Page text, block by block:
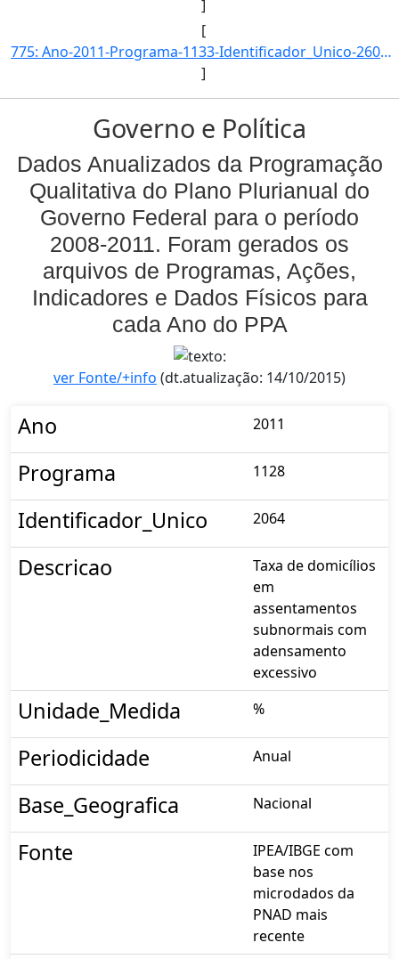
]
[
775: Ano-2011-Programa-1133-Identificador_Unico-2600-Descricao-Numero_de_Trabalhadores_Inseridos_Social_e]
]
Governo e Política
Dados Anualizados da Programação
Qualitativa do Plano Plurianual do
Governo Federal para o período
2008-2011. Foram gerados os
arquivos de Programas, Ações,
Indicadores e Dados Físicos para
cada Ano do PPA
ver Fonte/+info (dt.atualização: 14/10/2015)
Ano 2011
Programa 1128
Identificador_Unico 2064
Descricao
Taxa de domicílios
em
assentamentos
subnormais com
adensamento
excessivo
Unidade_Medida %
Periodicidade Anual
Base_Geografica Nacional
Fonte
IPEA/IBGE com
base nos
microdados da
PNAD mais
recente